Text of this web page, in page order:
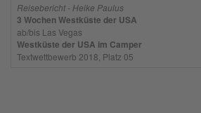
Reisebericht - Heike Paulus
3 Wochen Westküste der USA
ab/bis Las Vegas
Westküste der USA im Camper
Textwettbewerb 2018, Platz 05